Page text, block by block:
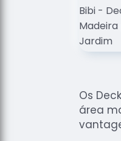
Os
área